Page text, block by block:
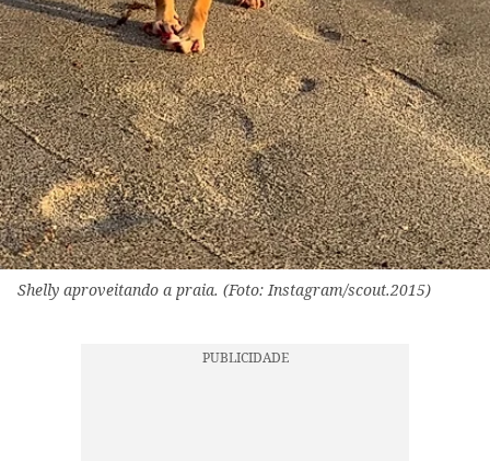
Shelly aproveitando a praia. (Foto: Instagram/scout.2015)